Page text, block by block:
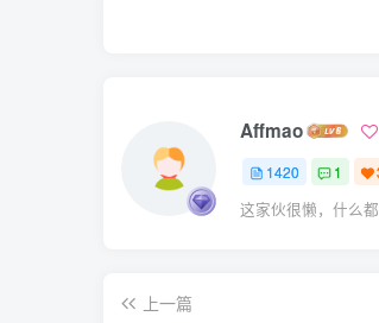
Affmao
1420 1
这家伙很懒，什么
上一篇